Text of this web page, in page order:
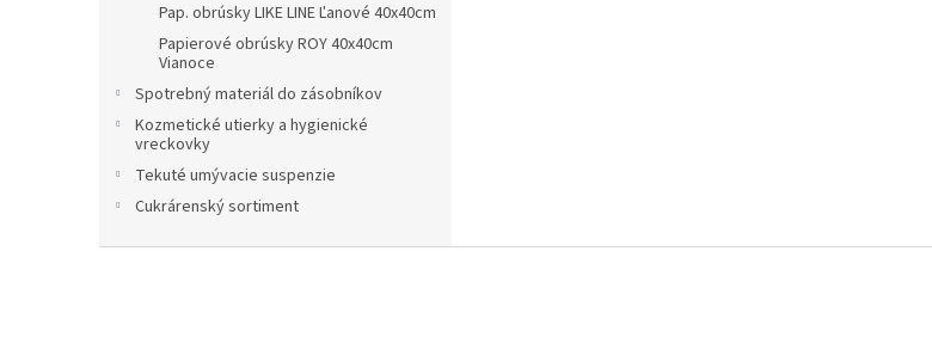
Pap. obrúsky LIKE LINE Ľanové 40x40cm
Papierové obrúsky ROY 40x40cm
Vianoce
Spotrebný materiál do zásobníkov
Kozmetické utierky a hygienické
vreckovky
Tekuté umývacie suspenzie
Cukrárenský sortiment